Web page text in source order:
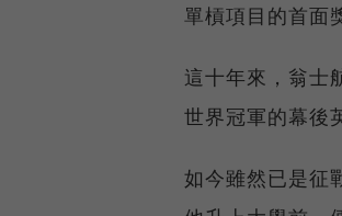
單槓項目的首面
這十年來，翁士
世界冠軍的幕後
如今雖然已是征